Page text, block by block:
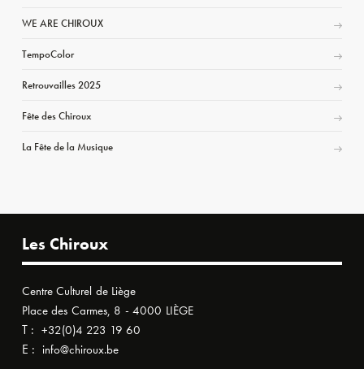
WE ARE CHIROUX
TempoColor
Retrouvailles 2025
Fête des Chiroux
La Fête de la Musique
Les Chiroux
Centre Culturel de Liège
Place des Carmes, 8 - 4000 LIÈGE
T : +32(0)4 223 19 60
E : info@chiroux.be